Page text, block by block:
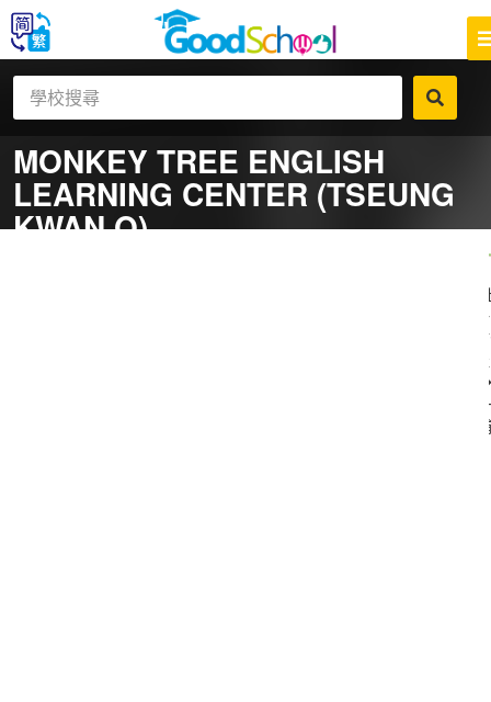
MONKEY TREE ENGLISH
LEARNING CENTER (TSEUNG
KWAN O)
社